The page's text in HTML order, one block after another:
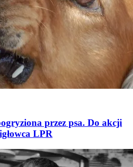
przez psa. Do akcji
LPR